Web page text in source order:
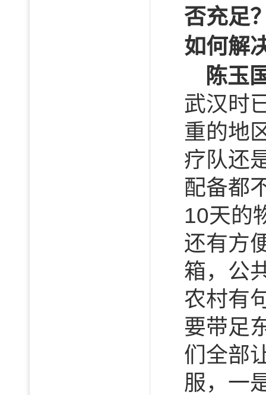
否充足
如何解
陈玉
武汉时
重的地
疗队还
配备都
10天的
还有方
箱，公
农村有
要带足
们全部
服，一